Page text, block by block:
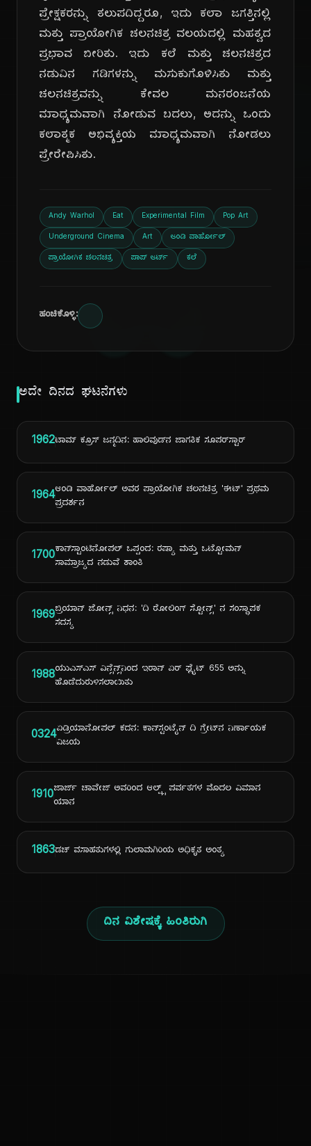
ದಿ
ಪ್ರೇಕ್ಷಕರನ್ನು ತಲುಪದಿದ್ದರೂ, ಇದು ಕಲಾ ಜಗತ್ತಿನಲ್ಲಿ
ಮತ್ತು ಪ್ರಾಯೋಗಿಕ ಚಲನಚಿತ್ರ ವಲಯದಲ್ಲಿ ಮಹತ್ವದ
ಪ್ರಭಾವ ಬೀರಿತು. ಇದು ಕಲೆ ಮತ್ತು ಚಲನಚಿತ್ರದ
ನಡುವಿನ ಗಡಿಗಳನ್ನು ಮಸುಕುಗೊಳಿಸಿತು ಮತ್ತು
ಚಲನಚಿತ್ರವನ್ನು ಕೇವಲ ಮನರಂಜನೆಯ
ಮಾಧ್ಯಮವಾಗಿ ನೋಡುವ ಬದಲು, ಅದನ್ನು ಒಂದು
ಕಲಾತ್ಮಕ ಅಭಿವ್ಯಕ್ತಿಯ ಮಾಧ್ಯಮವಾಗಿ ನೋಡಲು
ಪ್ರೇರೇಪಿಸಿತು.
Andy Warhol Eat Experimental Film Pop Art
Underground Cinema Art ಆಂಡಿ ವಾರ್ಹೋಲ್
ಪ್ರಾಯೋಗಿಕ ಚಲನಚಿತ್ರ ಪಾಪ್ ಆರ್ಟ್ ಕಲೆ
ಹಂಚಿಕೊಳ್ಳಿ:
ಅದೇ ದಿನದ ಘಟನೆಗಳು
1962ಟಾಮ್ ಕ್ರೂಸ್ ಜನ್ಮದಿನ: ಹಾಲಿವುಡ್‌ನ ಜಾಗತಿಕ ಸೂಪರ್‌ಸ್ಟಾರ್
1964ಆಂಡಿ ವಾರ್ಹೋಲ್ ಅವರ ಪ್ರಾಯೋಗಿಕ ಚಲನಚಿತ್ರ 'ಈಟ್' ಪ್ರಥಮ
ಪ್ರದರ್ಶನ
1700ಕಾನ್‌ಸ್ಟಾಂಟಿನೋಪಲ್ ಒಪ್ಪಂದ: ರಷ್ಯಾ ಮತ್ತು ಒಟ್ಟೋಮನ್
ಸಾಮ್ರಾಜ್ಯದ ನಡುವೆ ಶಾಂತಿ
1969ಬ್ರಿಯಾನ್ ಜೋನ್ಸ್ ನಿಧನ: 'ದಿ ರೋಲಿಂಗ್ ಸ್ಟೋನ್ಸ್' ನ ಸಂಸ್ಥಾಪಕ
ಸದಸ್ಯ
1988ಯುಎಸ್ಎಸ್ ವಿನ್ಸೆನ್ಸ್‌ನಿಂದ ಇರಾನ್ ಏರ್ ಫ್ಲೈಟ್ 655 ಅನ್ನು
ಹೊಡೆದುರುಳಿಸಲಾಯಿತು
0324ಏಡ್ರಿಯಾನೋಪಲ್ ಕದನ: ಕಾನ್‌ಸ್ಟಂಟೈನ್ ದಿ ಗ್ರೇಟ್‌ನ ನಿರ್ಣಾಯಕ
ವಿಜಯ
1910ಜಾರ್ಜ್ ಚಾವೇಜ್ ಅವರಿಂದ ಆಲ್ಪ್ಸ್ ಪರ್ವತಗಳ ಮೊದಲ ವಿಮಾನ
ಯಾನ
1863ಡಚ್ ವಸಾಹತುಗಳಲ್ಲಿ ಗುಲಾಮಗಿರಿಯ ಅಧಿಕೃತ ಅಂತ್ಯ
ದಿನ ವಿಶೇಷಕ್ಕೆ ಹಿಂತಿರುಗಿ